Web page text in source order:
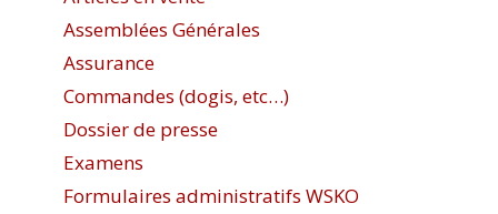
Assemblées Générales
Assurance
Commandes (dogis, etc…)
Dossier de presse
Examens
Formulaires administratifs WSKO